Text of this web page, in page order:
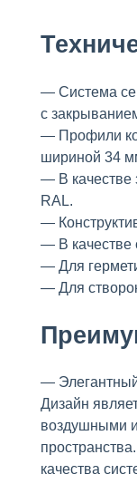
— Система
с
— Профили
шириной 34
— В качестве
RAL.
—
— В качестве
— Для
— Для
—
Дизайн
воздушными
качества